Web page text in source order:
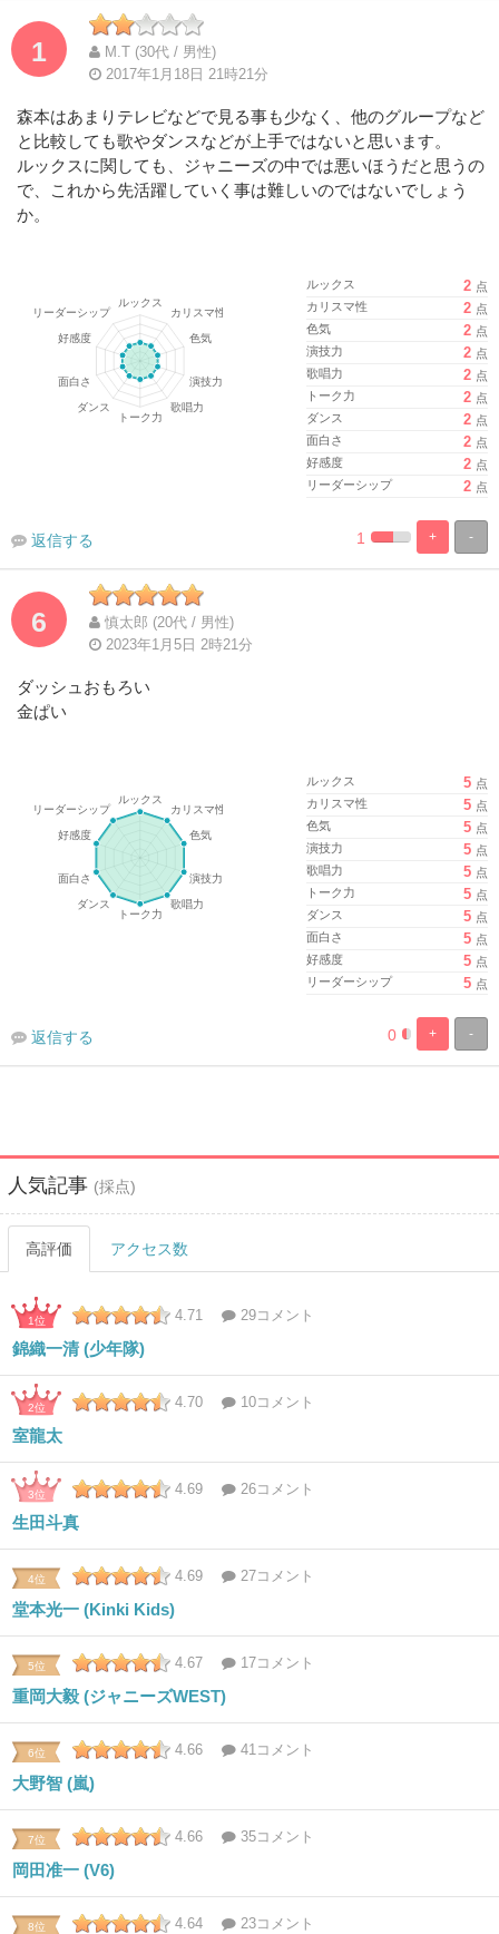
1
M.T (30代 / 男性)
2017年1月18日 21時21分
森本はあまりテレビなどで見る事も少なく、他のグループなど
と比較しても歌やダンスなどが上手ではないと思います。
ルックスに関しても、ジャニーズの中では悪いほうだと思うの
で、これから先活躍していく事は難しいのではないでしょう
か。
ルックス 2 点
カリスマ性
2 点
色気
2 点
演技力
2 点
歌唱力
2 点
トーク力
2 点
ダンス
2 点
面白さ
2 点
好感度
2 点
リーダーシップ
2 点
-
+
% 100%
1
返信する
6
慎太郎 (20代 / 男性)
2023年1月5日 2時21分
ダッシュおもろい
金ぱい
ルックス 5 点
カリスマ性
5 点
色気
5 点
演技力
5 点
歌唱力
5 点
トーク力
5 点
ダンス
5 点
面白さ
5 点
好感度
5 点
リーダーシップ
5 点
-
+
%100%
0
返信する
人気記事 (採点)
高評価 アクセス数
1位 4.71 29コメント
錦織一清 (少年隊)
2位 4.70 10コメント
室龍太
3位 4.69 26コメント
生田斗真
4位 4.69 27コメント
堂本光一 (Kinki Kids)
5位 4.67 17コメント
重岡大毅 (ジャニーズWEST)
6位 4.66 41コメント
大野智 (嵐)
7位 4.66 35コメント
岡田准一 (V6)
8位 4.64 23コメント